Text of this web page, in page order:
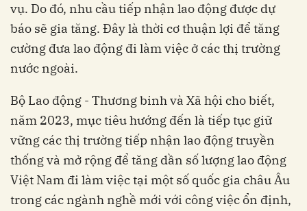
vụ. Do đó, nhu cầu tiếp nhận lao động được dự
báo sẽ gia tăng. Đây là thời cơ thuận lợi để tăng
cường đưa lao động đi làm việc ở các thị trường
nước ngoài.
Bộ Lao động - Thương binh và Xã hội cho biết,
năm 2023, mục tiêu hướng đến là tiếp tục giữ
vững các thị trường tiếp nhận lao động truyền
thống và mở rộng để tăng dần số lượng lao động
Việt Nam đi làm việc tại một số quốc gia châu Âu
trong các ngành nghề mới với công việc ổn định,